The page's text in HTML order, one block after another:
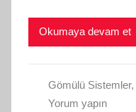
Okumaya devam et
Gömülü Sistemler,
Yorum yapın